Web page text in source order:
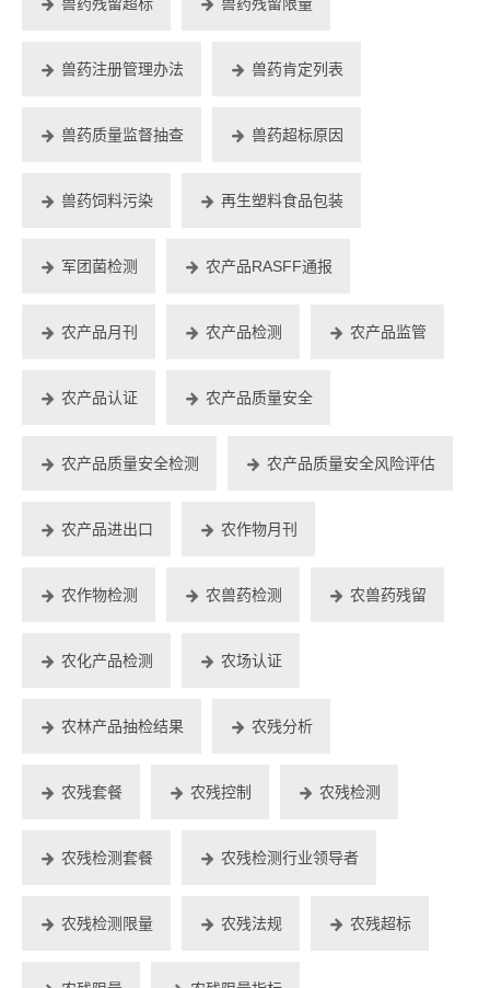
兽药注册管理办法 兽药肯定列表
兽药质量监督抽查 兽药超标原因
兽药饲料污染 再生塑料食品包装
军团菌检测 农产品RASFF通报
农产品月刊 农产品检测 农产品监管
农产品认证 农产品质量安全
农产品质量安全检测 农产品质量安全风险评估
农产品进出口 农作物月刊
农作物检测 农兽药检测 农兽药残留
农化产品检测 农场认证
农林产品抽检结果 农残分析
农残套餐 农残控制 农残检测
农残检测套餐 农残检测行业领导者
农残检测限量 农残法规 农残超标